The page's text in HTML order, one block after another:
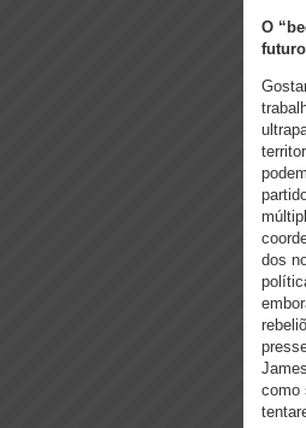
O
futuro
dos
como